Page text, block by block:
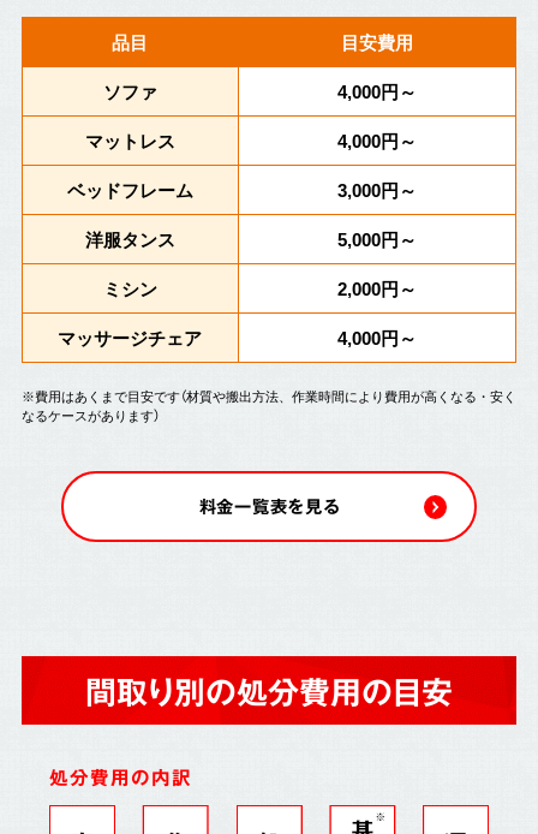
品目
目安費用
ソファ
4,000円～
マットレス
4,000円～
ベッドフレーム
3,000円～
洋服タンス
5,000円～
ミシン
2,000円～
マッサージチェア
4,000円～
※費用はあくまで目安です（材質や搬出方法、作業時間により費用が高くなる・安く
なるケースがあります）
料金一覧表を見る
間取り別の処分費用の目安
処分費用の内訳